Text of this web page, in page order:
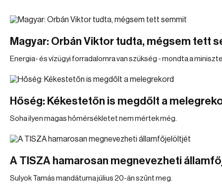
Magyar: Orbán Viktor tudta, mégsem tett
Energia- és vízügyi forradalomra van szükség - mondta a
Hőség: Kékestetőn is megdőlt a
Soha ilyen magas hőmérsékletet nem mértek még.
A TISZA hamarosan megnevezheti
Sulyok Tamás mandátuma július 20-án szűnt meg.